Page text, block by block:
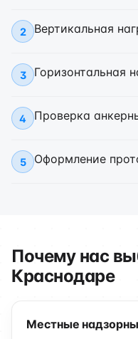
2 Вертикальная
3 Горизонтальная
4 Проверка
5 Оформление
Почему нас
Краснодаре
Местные